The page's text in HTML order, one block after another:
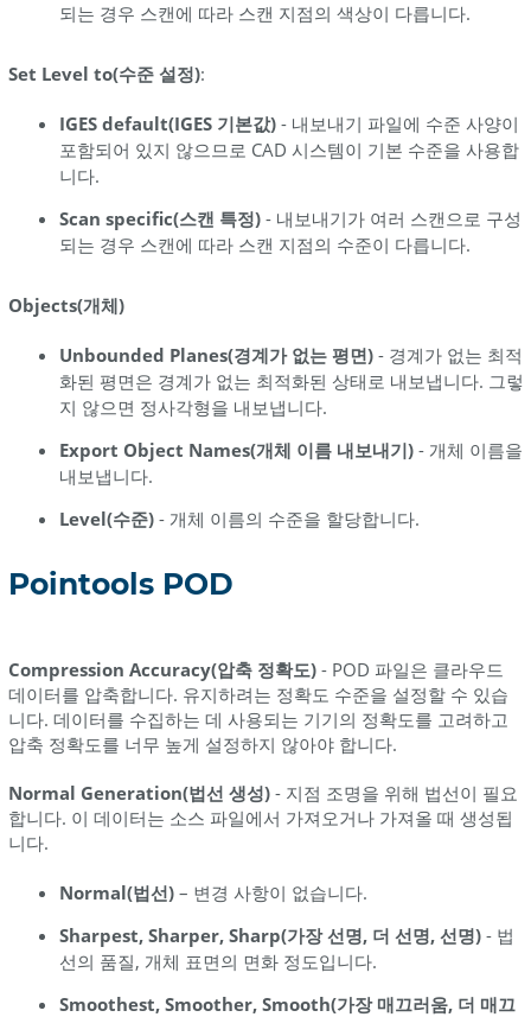
되는 경우 스캔에 따라 스캔 지점의 색상이 다릅니다.
Set Level to(수준 설정):
IGES default(IGES 기본값)- 내보내기 파일에 수준 사양이
포함되어 있지 않으므로 CAD 시스템이 기본 수준을 사용합
니다.
Scan specific(스캔 특정)- 내보내기가 여러 스캔으로 구성
되는 경우 스캔에 따라 스캔 지점의 수준이 다릅니다.
Objects(개체)
Unbounded Planes(경계가 없는 평면)- 경계가 없는 최적
화된 평면은 경계가 없는 최적화된 상태로 내보냅니다. 그렇
지 않으면 정사각형을 내보냅니다.
Export Object Names(개체 이름 내보내기)- 개체 이름을
내보냅니다.
Level(수준)- 개체 이름의 수준을 할당합니다.
Pointools POD
Compression Accuracy(압축 정확도)- POD 파일은 클라우드
데이터를 압축합니다. 유지하려는 정확도 수준을 설정할 수 있습
니다. 데이터를 수집하는 데 사용되는 기기의 정확도를 고려하고
압축 정확도를 너무 높게 설정하지 않아야 합니다.
Normal Generation(법선 생성)- 지점 조명을 위해 법선이 필요
합니다. 이 데이터는 소스 파일에서 가져오거나 가져올 때 생성됩
니다.
Normal(법선)– 변경 사항이 없습니다.
Sharpest, Sharper, Sharp(가장 선명, 더 선명, 선명)- 법
선의 품질, 개체 표면의 면화 정도입니다.
Smoothest, Smoother, Smooth(가장 매끄러움, 더 매끄